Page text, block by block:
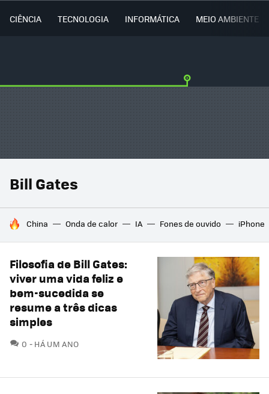
CIÊNCIA TECNOLOGIA INFORMÁTICA MEIO AMBIENTE
Bill Gates
TENDÊNCIAS DO DIA
China Onda de calor IA Fones de ouvido iPhone
Filosofia de Bill Gates:
viver uma vida feliz e
bem-sucedida se
resume a três dicas
simples
0 COMENTÁRIOS
HÁ UM ANO